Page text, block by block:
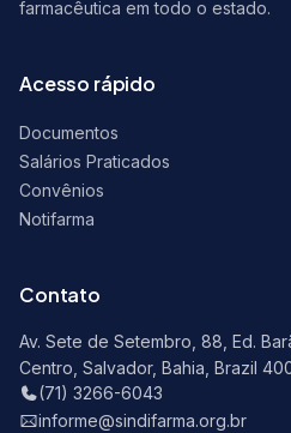
farmacêutica em todo o estado.
Acesso rápido
Documentos
Salários Praticados
Convênios
Notifarma
Contato
Av. Sete de Setembro, 88, Ed.
Centro, Salvador, Bahia, Brazil
(71) 3266-6043
informe@sindifarma.org.br